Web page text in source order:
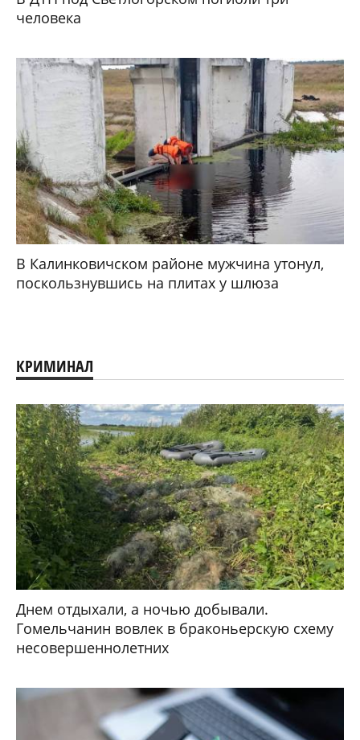
человека
В Калинковичском районе мужчина утонул,
поскользнувшись на плитах у шлюза
КРИМИНАЛ
Днем отдыхали, а ночью добывали.
Гомельчанин вовлек в браконьерскую схему
несовершеннолетних